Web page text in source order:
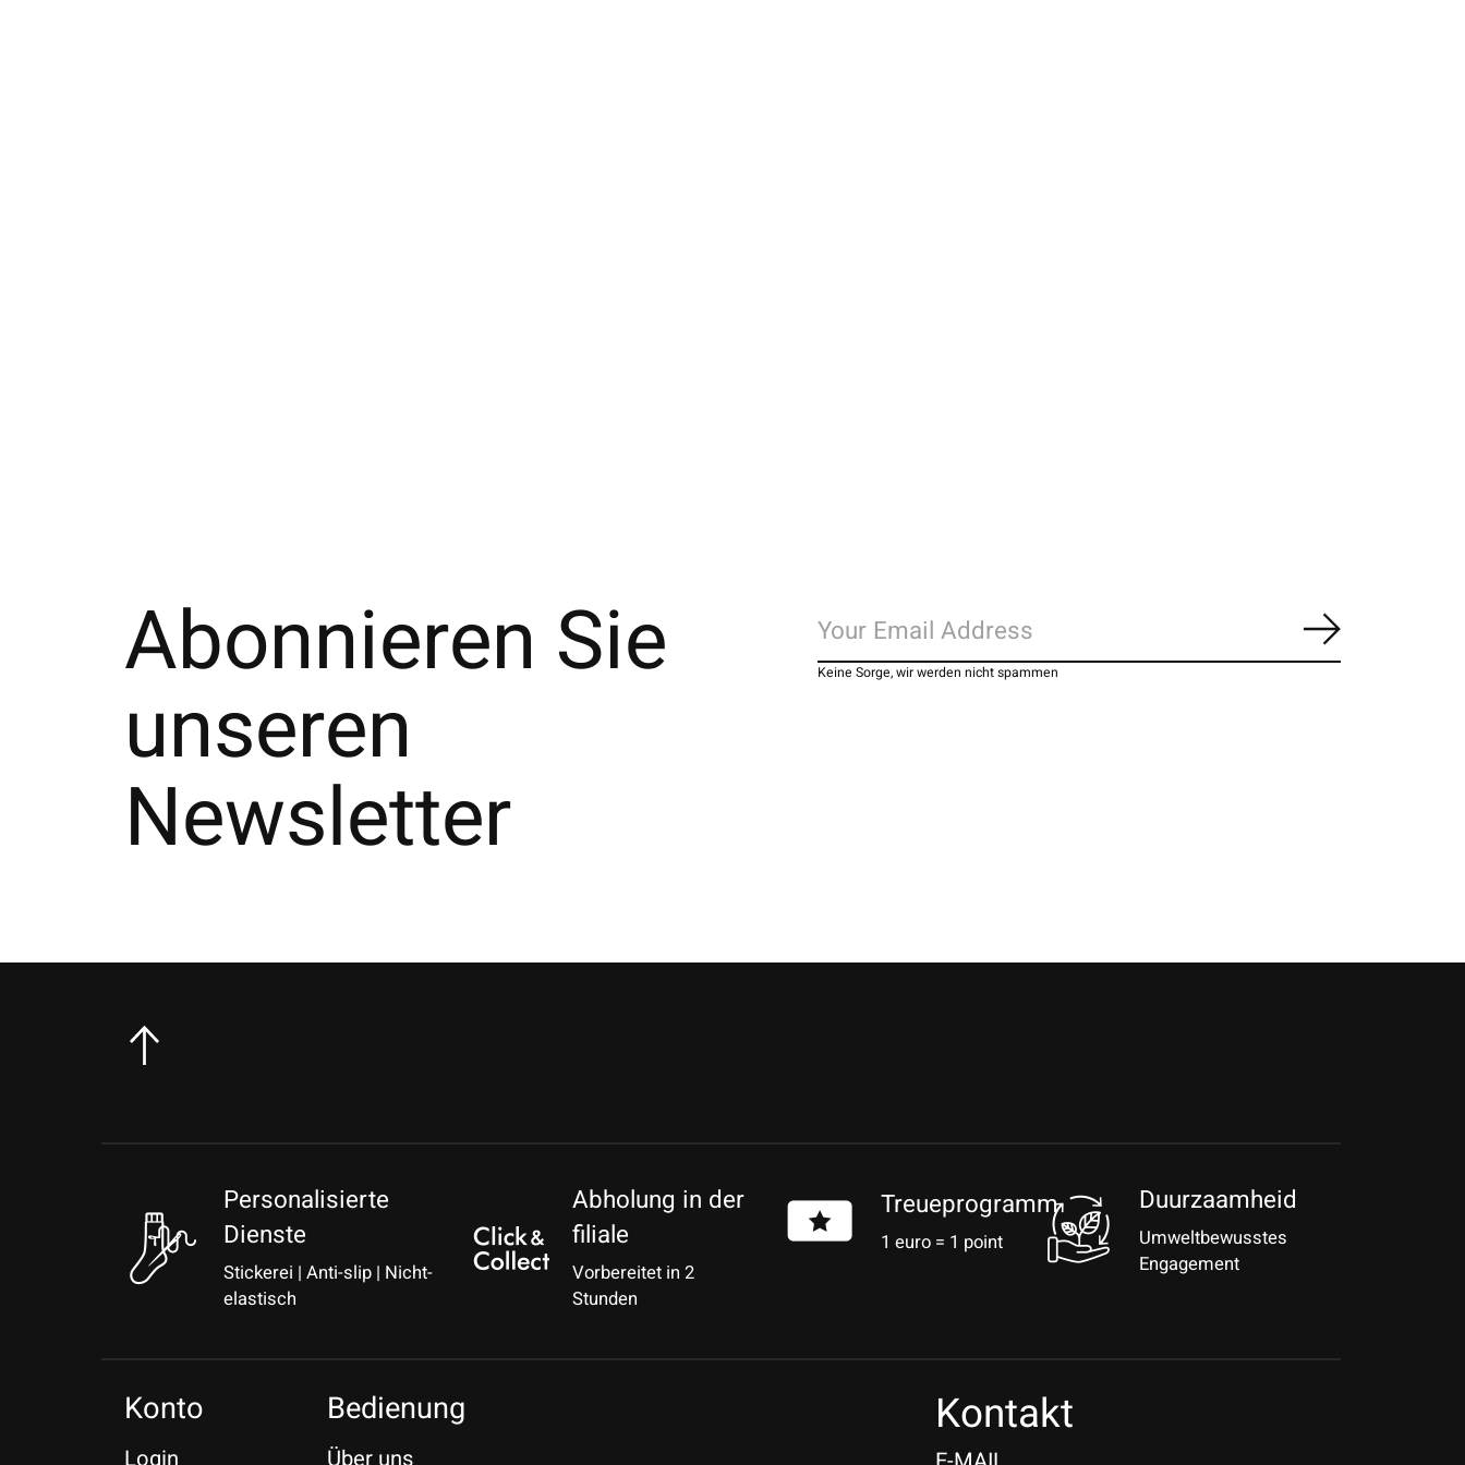
Abonnieren Sie
unseren
Newsletter
Abonnieren
Keine Sorge, wir werden nicht spammen
Personalisierte
Dienste
Stickerei | Anti-slip | Nicht-
elastisch
Abholung in der
filiale
Vorbereitet in 2
Stunden
Treueprogramm
1 euro = 1 point
Duurzaamheid
Umweltbewusstes
Engagement
Konto
Login
Bedienung
Über uns
Kontakt